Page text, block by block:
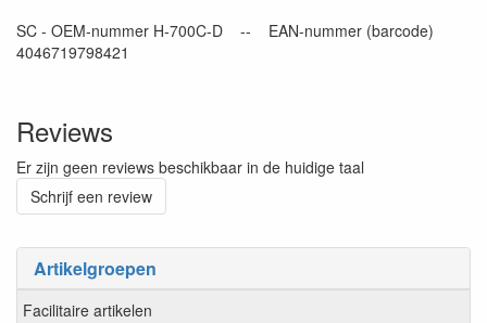
Artikelgroepen
Facilitaire artikelen
SC - OEM-nummer H-700C-D -- EAN-nummer (barcode)
4046719798421
Reviews
Er zijn geen reviews beschikbaar in de huidige taal
Schrijf een review